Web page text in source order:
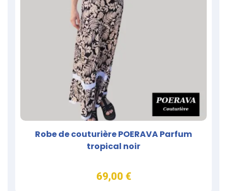
Robe de couturière POERAVA Parfum
tropical noir
69,00 €